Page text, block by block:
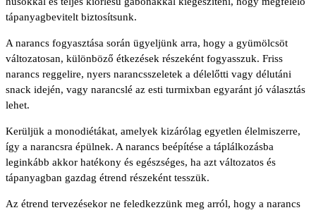
tápanyagbevitelt biztosítsunk.
A narancs fogyasztása során ügyeljünk arra, hogy a gyümölcsöt
változatosan, különböző étkezések részeként fogyasszuk. Friss
narancs reggelire, nyers narancsszeletek a délelőtti vagy délutáni
snack idején, vagy narancslé az esti turmixban egyaránt jó választás
lehet.
Kerüljük a monodiétákat, amelyek kizárólag egyetlen élelmiszerre,
így a narancsra épülnek. A narancs beépítése a táplálkozásba
leginkább akkor hatékony és egészséges, ha azt változatos és
tápanyagban gazdag étrend részeként tesszük.
Az étrend tervezésekor ne feledkezzünk meg arról, hogy a narancs